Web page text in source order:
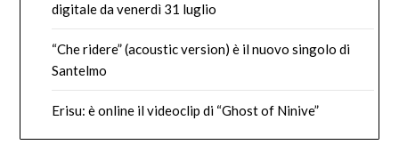
digitale da venerdì 31 luglio
“Che ridere” (acoustic version) è il nuovo singolo di
Santelmo
Erisu: è online il videoclip di “Ghost of Ninive”